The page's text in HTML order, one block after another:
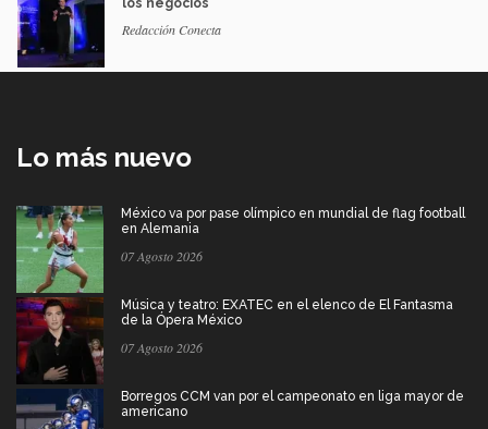
los negocios
Redacción Conecta
Lo más nuevo
México va por pase olímpico en mundial de flag football
en Alemania
07 Agosto 2026
Música y teatro: EXATEC en el elenco de El Fantasma
de la Ópera México
07 Agosto 2026
Borregos CCM van por el campeonato en liga mayor de
americano